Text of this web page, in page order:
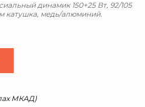
динамик 150+25 Вт, 92/105
катушка, медь/алюминий.
МКАД)